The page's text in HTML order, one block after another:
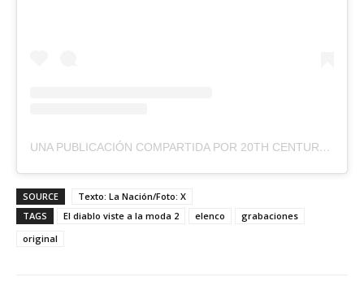
UNA PUBLICACIÓN COMPARTIDA POR 20TH CENTURY STUDIOS (@20THCENTURYSTUDIOS)
SOURCE
Texto: La Nación/Foto: X
TAGS
El diablo viste a la moda 2 elenco
grabaciones
original